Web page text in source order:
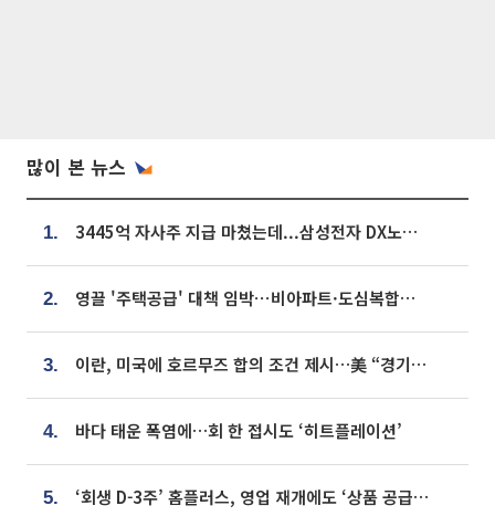
많이 본 뉴스
1. 3445억 자사주 지급 마쳤는데...삼성전자 DX노조, 뒤늦은 '떼쓰기 집회'
2. 영끌 '주택공급' 대책 임박⋯비아파트·도심복합까지 총동원
3. 이란, 미국에 호르무즈 합의 조건 제시…美 “경기 아직 안 끝나” [종합]
4. 바다 태운 폭염에…회 한 접시도 ‘히트플레이션’
5. ‘회생 D-3주’ 홈플러스, 영업 재개에도 ‘상품 공급망’ 복구가 생존 관건